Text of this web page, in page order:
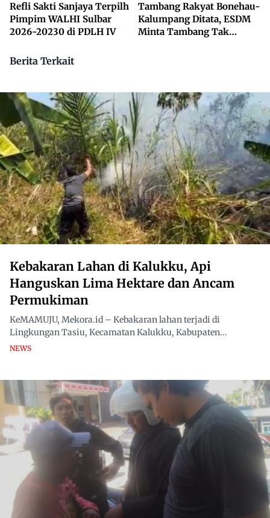
Refli Sakti Sanjaya Terpilh
Pimpim WALHI Sulbar
2026-20230 di PDLH IV
Tambang Rakyat Bonehau-
Kalumpang Ditata, ESDM
Minta Tambang Tak
Berita Terkait
Kebakaran Lahan di Kalukku, Api
Hanguskan Lima Hektare dan Ancam
Permukiman
KeMAMUJU, Mekora.id – Kebakaran lahan terjadi di
Lingkungan Tasiu, Kecamatan Kalukku, Kabupaten...
NEWS